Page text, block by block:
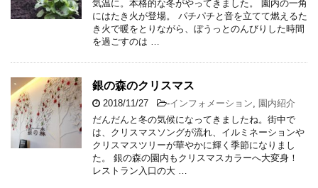
気温に。本格的な冬がやってきました。 園内の一角
にはたき火が登場。 パチパチと音を立てて燃えるた
き火で暖をとりながら、ぼうっとのんびりした時間
を過ごすのは …
銀の森のクリスマス
2018/11/27 -インフォメーション
園内紹介
だんだんと冬の気候になってきましたね。街中で
は、クリスマスソングが流れ、イルミネーションや
クリスマスツリーが華やかに輝く季節になりまし
た。 銀の森の園内もクリスマスカラーへ大変身！
レストラン入口の大 …